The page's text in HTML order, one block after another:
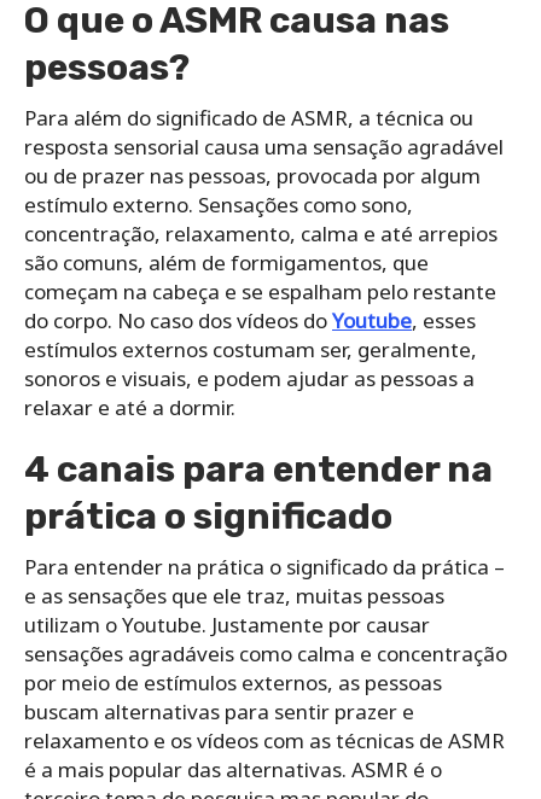
O que o ASMR causa nas
pessoas?
Para além do significado de ASMR, a técnica ou
resposta sensorial causa uma sensação agradável
ou de prazer nas pessoas, provocada por algum
estímulo externo. Sensações como sono,
concentração, relaxamento, calma e até arrepios
são comuns, além de formigamentos, que
começam na cabeça e se espalham pelo restante
do corpo. No caso dos vídeos doYoutube, esses
estímulos externos costumam ser, geralmente,
sonoros e visuais, e podem ajudar as pessoas a
relaxar e até a dormir.
4 canais para entender na
prática o significado
Para entender na prática o significado da prática –
e as sensações que ele traz, muitas pessoas
utilizam o Youtube. Justamente por causar
sensações agradáveis como calma e concentração
por meio de estímulos externos, as pessoas
buscam alternativas para sentir prazer e
relaxamento e os vídeos com as técnicas de ASMR
é a mais popular das alternativas. ASMR é o